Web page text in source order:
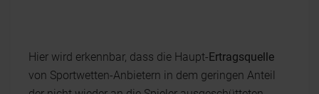
Hier wird erkennbar, dass die Haupt- Ertragsquelle
von Sportwetten-Anbietern in dem geringen Anteil